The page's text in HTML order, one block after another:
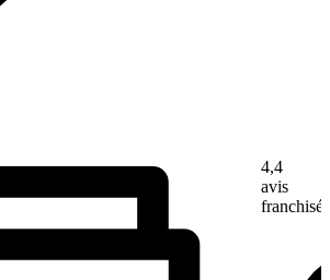
4,4
avis
franchisé